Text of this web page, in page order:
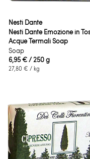
Nesti Dante
Nesti Dante Emozione in
Acque Termali Soap
Soap
6,95 €/ 250 g
27,80 € / kg